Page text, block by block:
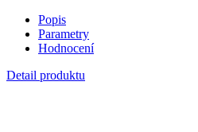
Popis
Parametry
Hodnocení
Detail produktu